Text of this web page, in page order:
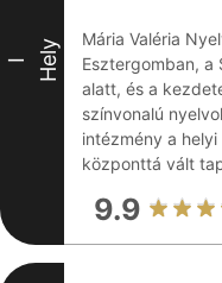
I Hely
Mária Valéria
Esztergomban, a
alatt, és a
színvonalú
intézmény a
központtá vált
9.9